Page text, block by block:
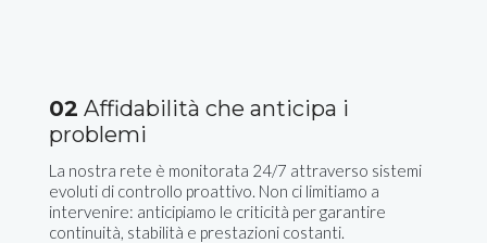
02 Affidabilità che anticipa i
problemi
La nostra rete è monitorata 24/7 attraverso sistemi
evoluti di controllo proattivo. Non ci limitiamo a
intervenire: anticipiamo le criticità per garantire
continuità, stabilità e prestazioni costanti.